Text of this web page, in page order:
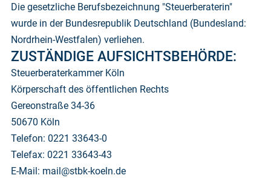
Die gesetzliche Berufsbezeichnung "Steuerberaterin"
wurde in der Bundesrepublik Deutschland (Bundesland:
Nordrhein-Westfalen) verliehen.
ZUSTÄNDIGE AUFSICHTSBEHÖRDE:
Steuerberaterkammer Köln
Körperschaft des öffentlichen Rechts
Gereonstraße 34-36
50670 Köln
Telefon: 0221 33643-0
Telefax: 0221 33643-43
E-Mail: mail@stbk-koeln.de